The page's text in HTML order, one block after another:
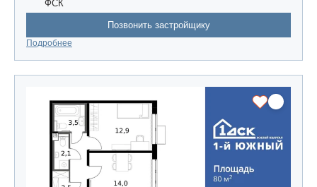
ФСК
Позвонить застройщику
Подробнее